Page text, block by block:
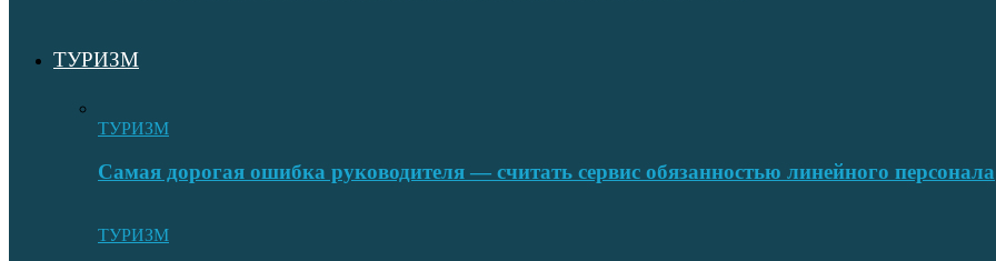
ТУРИЗМ
ТУРИЗМ
Самая дорогая ошибка руководителя — считать сервис обязанностью линейного персонала
ТУРИЗМ